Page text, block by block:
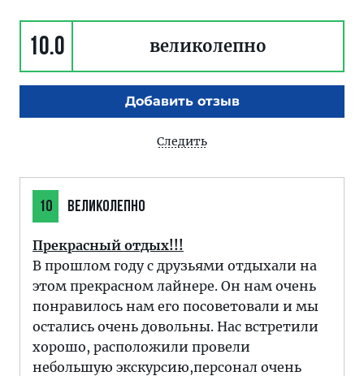
10.0 великолепно
Добавить отзыв
Следить
10 ВЕЛИКОЛЕПНО
Прекрасный отдых!!!
В прошлом году с друзьями отдыхали на
этом прекрасном лайнере. Он нам очень
понравилось нам его посоветовали и мы
остались очень довольны. Нас встретили
хорошо, расположили провели
небольшую экскурсию,персонал очень